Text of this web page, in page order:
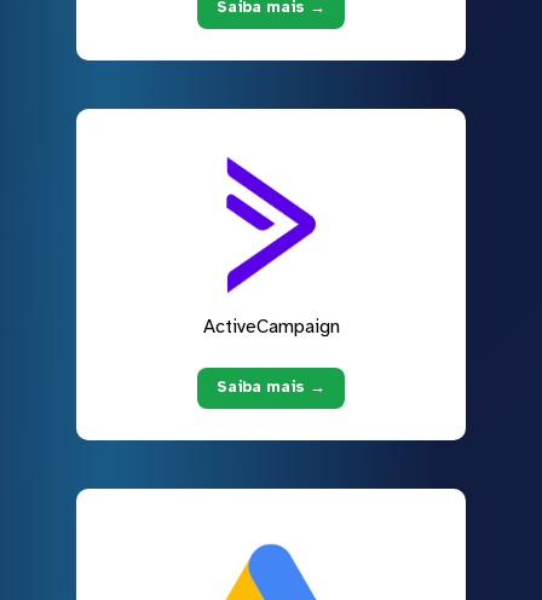
Saiba mais →
ActiveCampaign
Saiba mais →